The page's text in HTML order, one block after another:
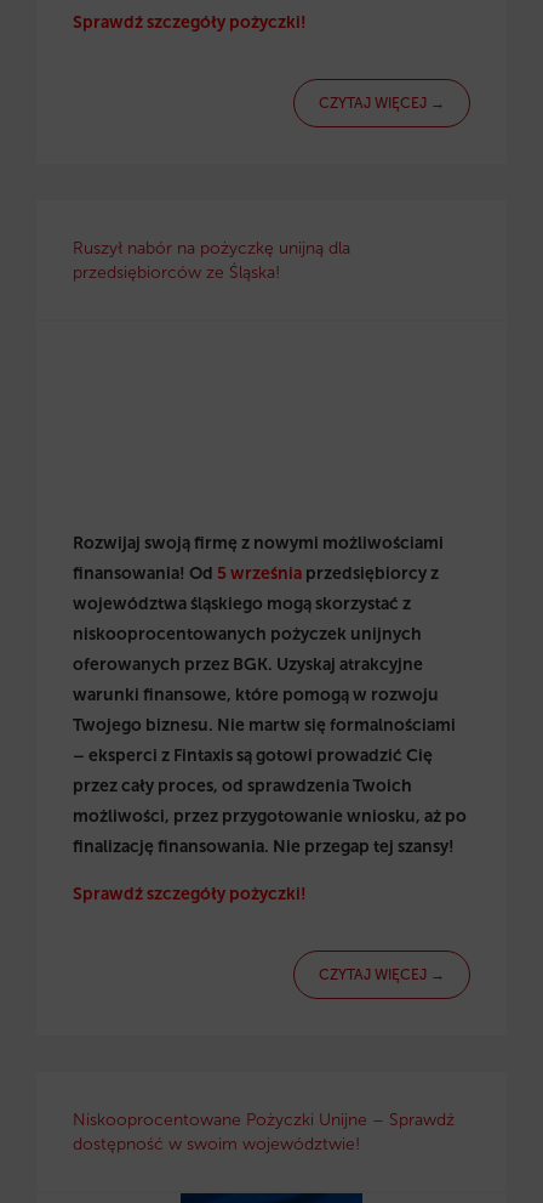
Sprawdź szczegóły pożyczki!
CZYTAJ WIĘCEJ →
Ruszył nabór na pożyczkę unijną dla
przedsiębiorców ze Śląska!
Rozwijaj swoją firmę z nowymi możliwościami
finansowania! Od 5 września przedsiębiorcy z
województwa śląskiego mogą skorzystać z
niskooprocentowanych pożyczek unijnych
oferowanych przez BGK. Uzyskaj atrakcyjne
warunki finansowe, które pomogą w rozwoju
Twojego biznesu. Nie martw się formalnościami
– eksperci z Fintaxis są gotowi prowadzić Cię
przez cały proces, od sprawdzenia Twoich
możliwości, przez przygotowanie wniosku, aż po
finalizację finansowania. Nie przegap tej szansy!
Sprawdź szczegóły pożyczki!
CZYTAJ WIĘCEJ →
Niskooprocentowane Pożyczki Unijne – Sprawdź
dostępność w swoim województwie!